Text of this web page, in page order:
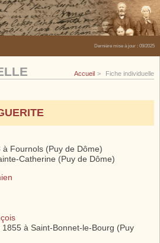
Dernière mise à jour : 09/2025
Accueil Fiche individuelle
à Fournols (Puy de Dôme)
Catherine (Puy de Dôme)
1855 à Saint-Bonnet-le-Bourg (Puy